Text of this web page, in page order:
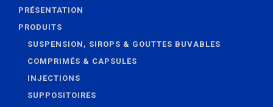
PRÉSENTATION
PRODUITS
SUSPENSION, SIROPS & GOUTTES BUVABLES
COMPRIMÉS & CAPSULES
INJECTIONS
SUPPOSITOIRES